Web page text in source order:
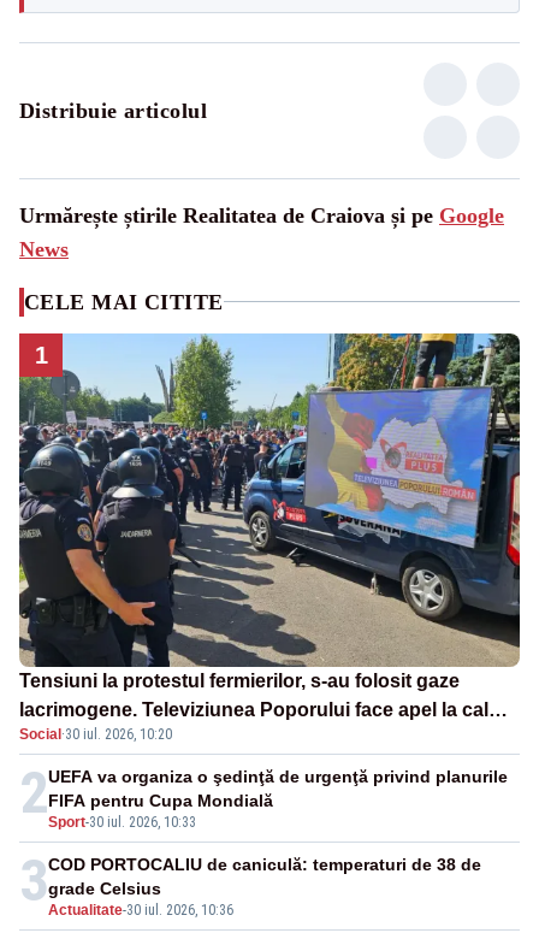
Distribuie articolul
Urmărește știrile Realitatea de Craiova și pe Google
News
CELE MAI CITITE
1
Tensiuni la protestul fermierilor, s-au folosit gaze
lacrimogene. Televiziunea Poporului face apel la calm
– LIVE TEXT
Social ·30 iul. 2026, 10:20
2Sport-30 iul. 2026, 10:33
UEFA va organiza o şedinţă de urgenţă privind planurile
FIFA pentru Cupa Mondială
3Actualitate-30 iul. 2026, 10:36
COD PORTOCALIU de caniculă: temperaturi de 38 de
grade Celsius